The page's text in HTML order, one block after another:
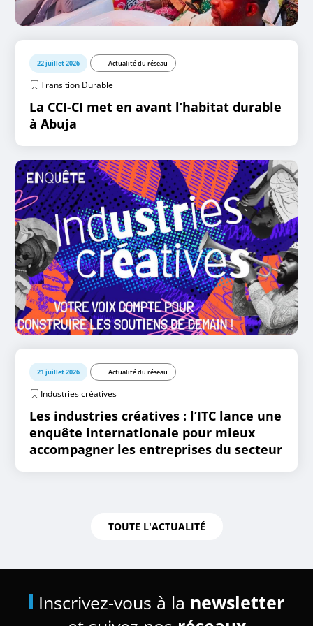
22 juillet 2026 Actualité du réseau
Transition Durable
La CCI-CI met en avant l’habitat durable
à Abuja
21 juillet 2026 Actualité du réseau
Industries créatives
Les industries créatives : l’ITC lance une
enquête internationale pour mieux
accompagner les entreprises du secteur
TOUTE L'ACTUALITÉ
Inscrivez-vous à la newsletter